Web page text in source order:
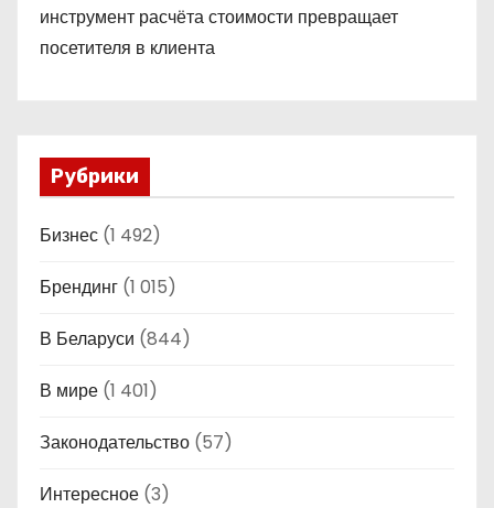
инструмент расчёта стоимости превращает
посетителя в клиента
Рубрики
Бизнес (1 492)
Брендинг (1 015)
В Беларуси (844)
В мире (1 401)
Законодательство (57)
Интересное (3)